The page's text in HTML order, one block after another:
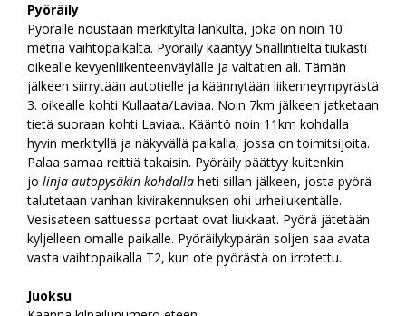
Pyöräily
Pyörälle noustaan merkityltä lankulta, joka on noin 10
metriä vaihtopaikalta. Pyöräily kääntyy Snällintieltä tiukasti
oikealle kevyenliikenteenväylälle ja valtatien ali. Tämän
jälkeen siirrytään autotielle ja käännytään liikenneympyrästä
3. oikealle kohti Kullaata/Laviaa. Noin 7km jälkeen jatketaan
tietä suoraan kohti Laviaa.. Kääntö noin 11km kohdalla
hyvin merkityllä ja näkyvällä paikalla, jossa on toimitsijoita.
Palaa samaa reittiä takaisin. Pyöräily päättyy kuitenkin
jo linja-autopysäkin kohdalla heti sillan jälkeen, josta pyörä
talutetaan vanhan kivirakennuksen ohi urheilukentälle.
Vesisateen sattuessa portaat ovat liukkaat. Pyörä jätetään
kyljelleen omalle paikalle. Pyöräilykypärän soljen saa avata
vasta vaihtopaikalla T2, kun ote pyörästä on irrotettu.
Juoksu